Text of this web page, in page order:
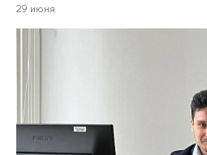
29 июня